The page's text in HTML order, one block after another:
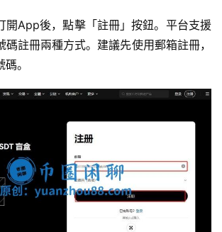
開App後，點擊「註冊」按鈕。平台支援
註冊兩種方式。建議先使用郵箱註冊，
。